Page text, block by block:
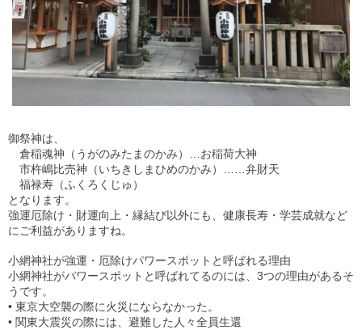
御祭神は、
倉稲魂神（うがのみたまのかみ）
…お稲荷大神
市杵嶋比売神（いちきしまひめのかみ）
……弁財天
福禄寿（ふくろくじゅ）
となります。
強運厄除け・財運向上・縁結び以外にも、健康長寿・学芸成就など
にご利益がありますね。
小網神社が強運・厄除けパワースポットと呼ばれる理由
小網神社がパワースポットと呼ばれてるのには、 3つの理由があるそ
うです。
• 東京大空襲の際に火災にならなかった。
• 関東大震災の際には、避難した人々全員生還